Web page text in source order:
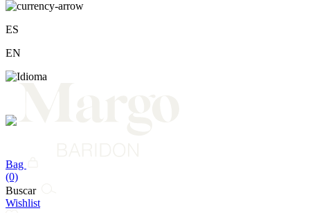
ES
EN
Bag
(0)
Buscar
Wishlist